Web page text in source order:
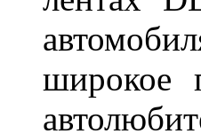
широкое